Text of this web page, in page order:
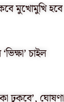
মুখোমুখি হবে
চাইল
ঢুকবে’, ঘোষণা